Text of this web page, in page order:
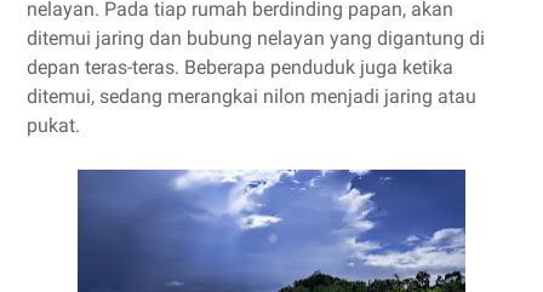
nelayan. Pada tiap rumah berdinding papan, akan
ditemui jaring dan bubung nelayan yang digantung di
depan teras-teras. Beberapa penduduk juga ketika
ditemui, sedang merangkai nilon menjadi jaring atau
pukat.